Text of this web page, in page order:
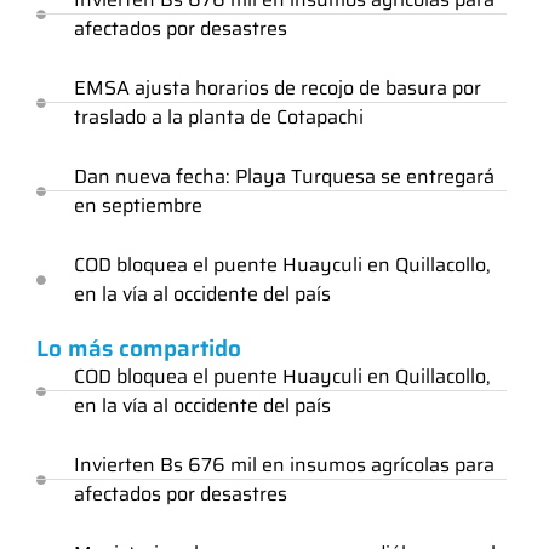
afectados por desastres
EMSA ajusta horarios de recojo de basura por
traslado a la planta de Cotapachi
Dan nueva fecha: Playa Turquesa se entregará
en septiembre
COD bloquea el puente Huayculi en Quillacollo,
en la vía al occidente del país
Lo más compartido
COD bloquea el puente Huayculi en Quillacollo,
en la vía al occidente del país
Invierten Bs 676 mil en insumos agrícolas para
afectados por desastres